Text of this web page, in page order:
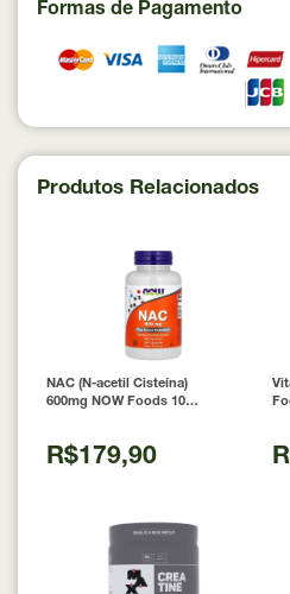
Formas de Pagamento
Produtos Relacionados
NAC (N-acetil Cisteína)
600mg NOW Foods 100
R$179,90